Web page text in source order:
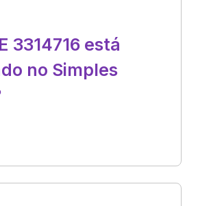
3314716 está
no Simples